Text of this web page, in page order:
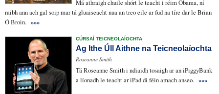
Má athraigh chuile shórt le teacht i réim Obama, ní
raibh ann ach gal soipmar tá gluaiseacht nua an treo eile ar fud na tíre dar le Brian
Ó Broin. »»»
CÚRSAÍ TEICNEOLAÍOCHTA
Ag Ithe Úll Aithne na Teicneolaíochta
Roseanne Smith
Tá Roseanne Smith i ndiaidh tosaigh ar an iPiggyBank
a líonadhle teacht ar iPad di féin amach anseo. »»»